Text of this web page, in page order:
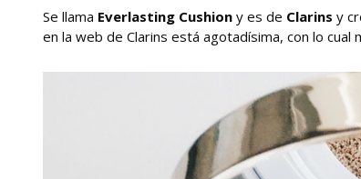
Se llama Everlasting Cushion y es de Clarins y
en la web de Clarins está agotadísima, con lo cual